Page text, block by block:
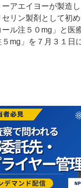
アエイヨーが製造
リン製剤として初
ル注５０mg」と医
mg」を７月３１日